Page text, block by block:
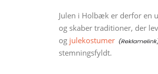
Julen i Holbæk er derfor en
og skaber traditioner, der
og julekostumer
stemningsfyldt.